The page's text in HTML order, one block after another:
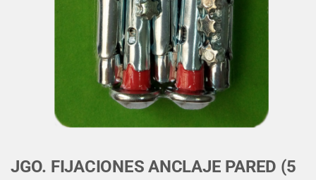
JGO. FIJACIONES ANCLAJE PARED (5